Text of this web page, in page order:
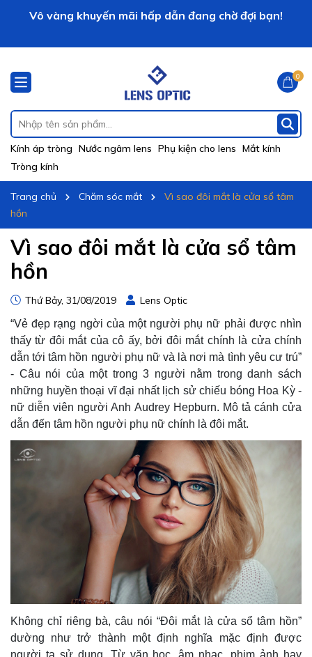
LENS OPTIC xin chào!
Vô vàng khuyến mãi hấp dẫn đang chờ đợi bạn!
Kính áp tròng Nước ngâm lens Phụ kiện cho lens Mắt kính
Tròng kính
0
Trang chủ Chăm sóc mắt
Vì sao đôi mắt là cửa sổ tâm
hồn
Vì sao đôi mắt là cửa sổ tâm
hồn
Thứ Bảy, 31/08/2019 Lens Optic
“Vẻ đẹp rạng ngời của một người phụ nữ phải được nhìn
thấy từ đôi mắt của cô ấy, bởi đôi mắt chính là cửa chính
dẫn tới tâm hồn người phụ nữ và là nơi mà tình yêu cư trú”
- Câu nói của một trong 3 người nằm trong danh sách
những huyền thoại vĩ đại nhất lịch sử chiếu bóng Hoa Kỳ -
nữ diễn viên người Anh Audrey Hepburn. Mô tả cánh cửa
dẫn đến tâm hồn người phụ nữ chính là đôi mắt.
Không chỉ riêng bà, câu nói “Đôi mắt là cửa sổ tâm hồn”
dường như trở thành một định nghĩa mặc định được